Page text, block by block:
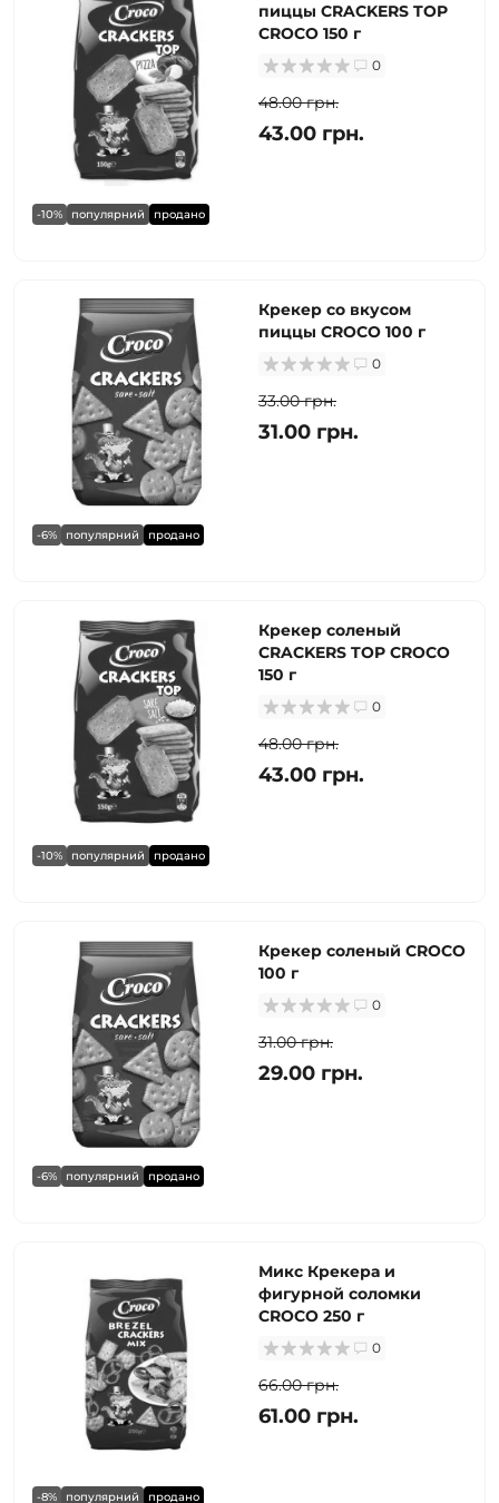
-10% популярний продано
пиццы CRACKERS TOP
CROCO 150 г
0
48.00 грн.
43.00 грн.
-6% популярний продано
Крекер со вкусом
пиццы CROCO 100 г
0
33.00 грн.
31.00 грн.
-10% популярний продано
Крекер соленый
CRACKERS TOP CROCO
150 г
0
48.00 грн.
43.00 грн.
-6% популярний продано
Крекер соленый CROCO
100 г
0
31.00 грн.
29.00 грн.
-8% популярний продано
Микс Крекера и
фигурной соломки
CROCO 250 г
0
66.00 грн.
61.00 грн.